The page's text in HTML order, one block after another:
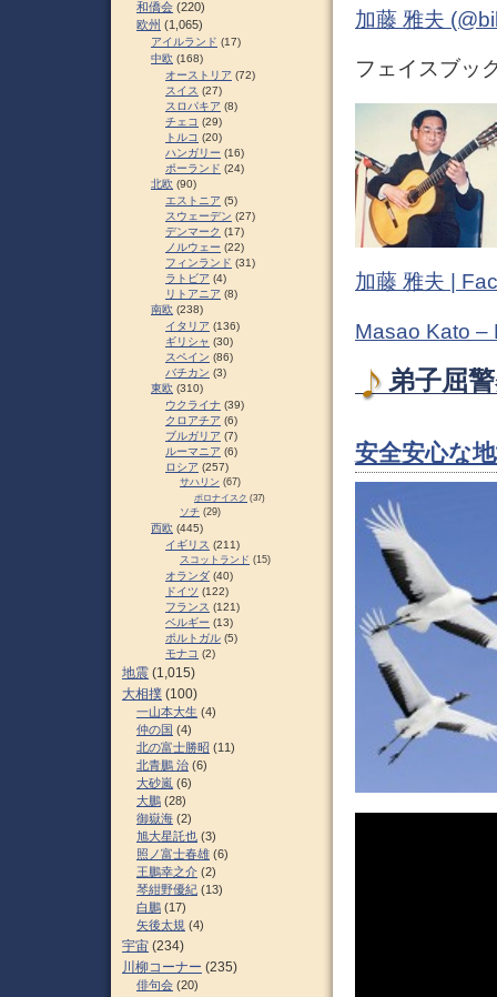
加藤 雅夫
フェイスブッ
加藤 雅夫 |
Masao Kato –
弟子屈
安全安心な
和僑会 (220)
欧州 (1,065)
アイルランド (17)
中欧 (168)
オーストリア (72)
スイス (27)
スロパキア (8)
チェコ (29)
トルコ (20)
ハンガリー (16)
ポーランド (24)
北欧 (90)
エストニア (5)
スウェーデン (27)
デンマーク (17)
ノルウェー (22)
フィンランド (31)
ラトビア (4)
リトアニア (8)
南欧 (238)
イタリア (136)
ギリシャ (30)
スペイン (86)
バチカン (3)
東欧 (310)
ウクライナ (39)
クロアチア (6)
ブルガリア (7)
ルーマニア (6)
ロシア (257)
サハリン (67)
ポロナイスク (37)
ソチ (29)
西欧 (445)
イギリス (211)
スコットランド (15)
オランダ (40)
ドイツ (122)
フランス (121)
ベルギー (13)
ポルトガル (5)
モナコ (2)
地震 (1,015)
大相撲 (100)
一山本大生 (4)
仲の国 (4)
北の富士勝昭 (11)
北青鵬 治 (6)
大砂嵐 (6)
大鵬 (28)
御嶽海 (2)
旭大星託也 (3)
照ノ富士春雄 (6)
王鵬幸之介 (2)
琴紺野優紀 (13)
白鵬 (17)
矢後太規 (4)
宇宙 (234)
川柳コーナー (235)
俳句会 (20)